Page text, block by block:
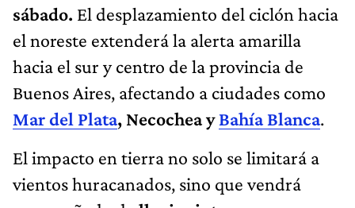
sábado. El desplazamiento del ciclón hacia
el noreste extenderá la alerta amarilla
hacia el sur y centro de la provincia de
Buenos Aires, afectando a ciudades como
Mar del Plata, Necochea yBahía Blanca.
El impacto en tierra no solo se limitará a
vientos huracanados, sino que vendrá